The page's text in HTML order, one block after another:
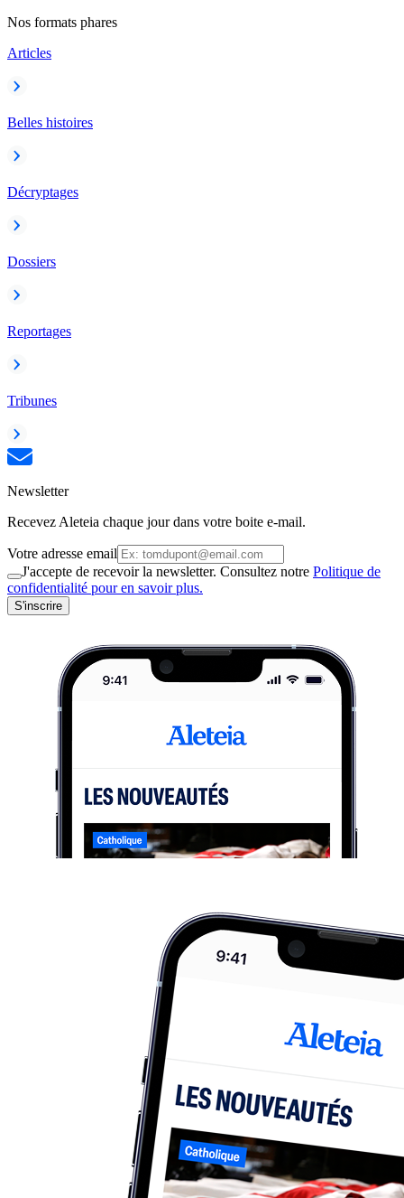
Nos formats phares
Articles
Belles histoires
Décryptages
Dossiers
Reportages
Tribunes
Newsletter
Recevez Aleteia chaque jour dans votre boite e-mail.
Votre adresse email
J'accepte de recevoir la newsletter. Consultez notre Politique de
confidentialité pour en savoir plus.
S'inscrire